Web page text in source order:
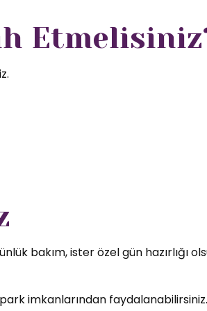
bakım, ister özel gün hazırlığı
imkanlarından faydalanabilirsiniz.